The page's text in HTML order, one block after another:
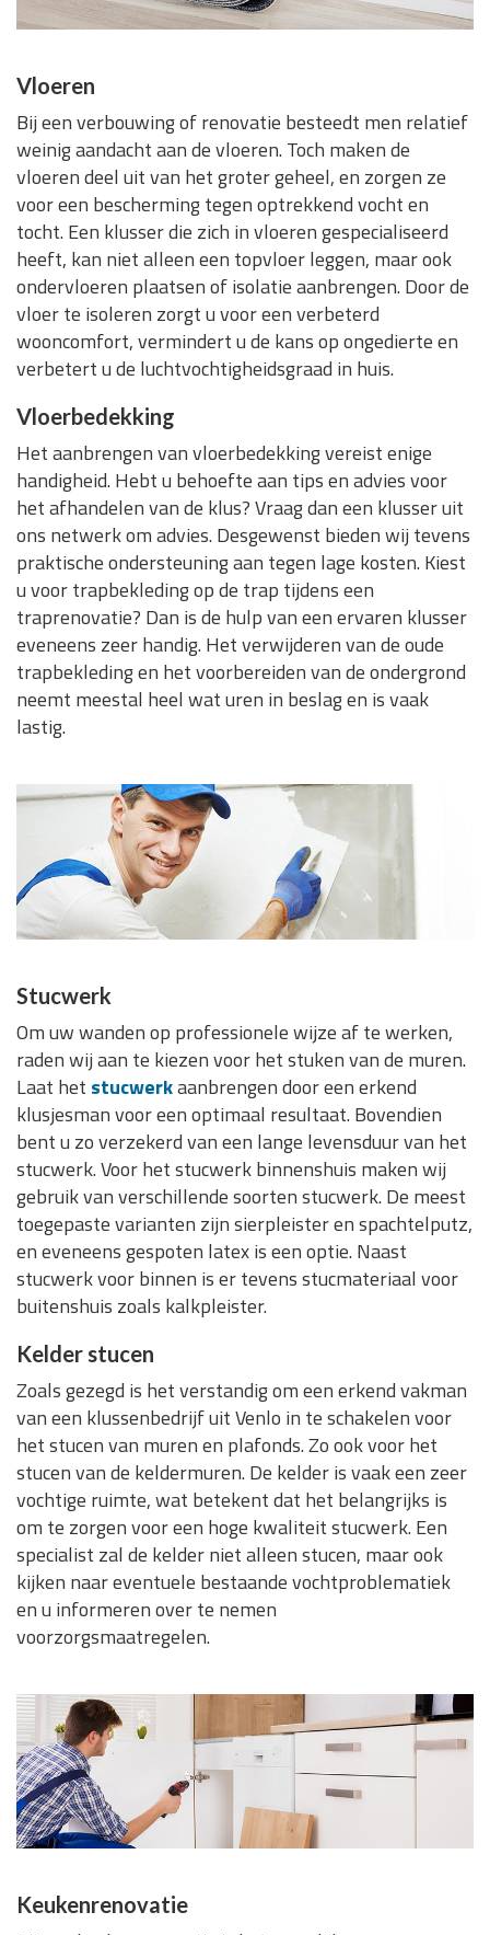
Vloeren
Bij een verbouwing of renovatie besteedt men relatief
weinig aandacht aan de vloeren. Toch maken de
vloeren deel uit van het groter geheel, en zorgen ze
voor een bescherming tegen optrekkend vocht en
tocht. Een klusser die zich in vloeren gespecialiseerd
heeft, kan niet alleen een topvloer leggen, maar ook
ondervloeren plaatsen of isolatie aanbrengen. Door de
vloer te isoleren zorgt u voor een verbeterd
wooncomfort, vermindert u de kans op ongedierte en
verbetert u de luchtvochtigheidsgraad in huis.
Vloerbedekking
Het aanbrengen van vloerbedekking vereist enige
handigheid. Hebt u behoefte aan tips en advies voor
het afhandelen van de klus? Vraag dan een klusser uit
ons netwerk om advies. Desgewenst bieden wij tevens
praktische ondersteuning aan tegen lage kosten. Kiest
u voor trapbekleding op de trap tijdens een
traprenovatie? Dan is de hulp van een ervaren klusser
eveneens zeer handig. Het verwijderen van de oude
trapbekleding en het voorbereiden van de ondergrond
neemt meestal heel wat uren in beslag en is vaak
lastig.
Stucwerk
Om uw wanden op professionele wijze af te werken,
raden wij aan te kiezen voor het stuken van de muren.
Laat het stucwerkaanbrengen door een erkend
klusjesman voor een optimaal resultaat. Bovendien
bent u zo verzekerd van een lange levensduur van het
stucwerk. Voor het stucwerk binnenshuis maken wij
gebruik van verschillende soorten stucwerk. De meest
toegepaste varianten zijn sierpleister en spachtelputz,
en eveneens gespoten latex is een optie. Naast
stucwerk voor binnen is er tevens stucmateriaal voor
buitenshuis zoals kalkpleister.
Kelder stucen
Zoals gezegd is het verstandig om een erkend vakman
van een klussenbedrijf uit Venlo in te schakelen voor
het stucen van muren en plafonds. Zo ook voor het
stucen van de keldermuren. De kelder is vaak een zeer
vochtige ruimte, wat betekent dat het belangrijks is
om te zorgen voor een hoge kwaliteit stucwerk. Een
specialist zal de kelder niet alleen stucen, maar ook
kijken naar eventuele bestaande vochtproblematiek
en u informeren over te nemen
voorzorgsmaatregelen.
Keukenrenovatie